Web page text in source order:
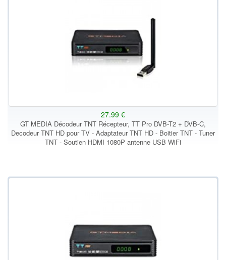
27.99 €
GT MEDIA Décodeur TNT Récepteur, TT Pro DVB-T2 + DVB-C,
Decodeur TNT HD pour TV - Adaptateur TNT HD - Boitier TNT - Tuner
TNT - Soutien HDMI 1080P antenne USB WiFi